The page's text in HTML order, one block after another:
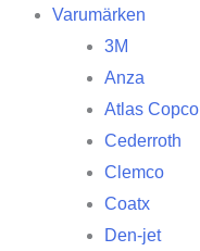
Varumärken
3M
Anza
Atlas Copco
Cederroth
Clemco
Coatx
Den-jet